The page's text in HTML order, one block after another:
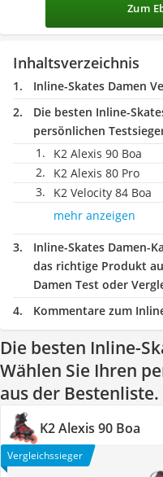
Zum
Inhaltsverzeichnis
Inline-Skates Damen
Die besten Inline-
persönlichen
K2 Alexis 90 Boa
K2 Alexis 80 Pro
K2 Velocity 84 Boa
mehr anzeigen
Inline-Skates Damen-
das richtige Produkt
Damen Test oder
Kommentare zum
Die besten Inline-
Wählen Sie Ihren
aus der Bestenliste.
K2 Alexis 90 Boa
Vergleichssieger